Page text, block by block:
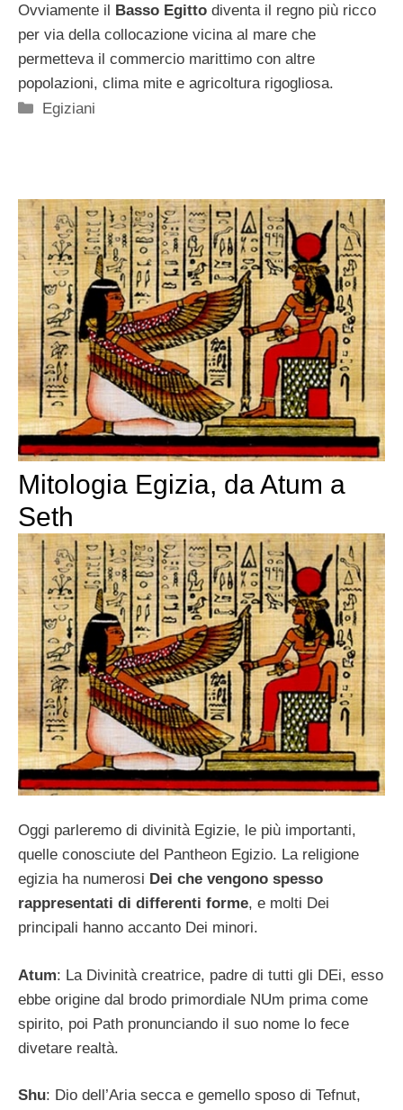
Ovviamente il Basso Egitto diventa il regno più ricco
per via della collocazione vicina al mare che
permetteva il commercio marittimo con altre
popolazioni, clima mite e agricoltura rigogliosa.
Categorie
Egiziani
Mitologia Egizia, da Atum a
Seth
Oggi parleremo di divinità Egizie, le più importanti,
quelle conosciute del Pantheon Egizio. La religione
egizia ha numerosi Dei che vengono spesso
rappresentati di differenti forme, e molti Dei
principali hanno accanto Dei minori.
Atum: La Divinità creatrice, padre di tutti gli DEi, esso
ebbe origine dal brodo primordiale NUm prima come
spirito, poi Path pronunciando il suo nome lo fece
divetare realtà.
Shu: Dio dell’Aria secca e gemello sposo di Tefnut,